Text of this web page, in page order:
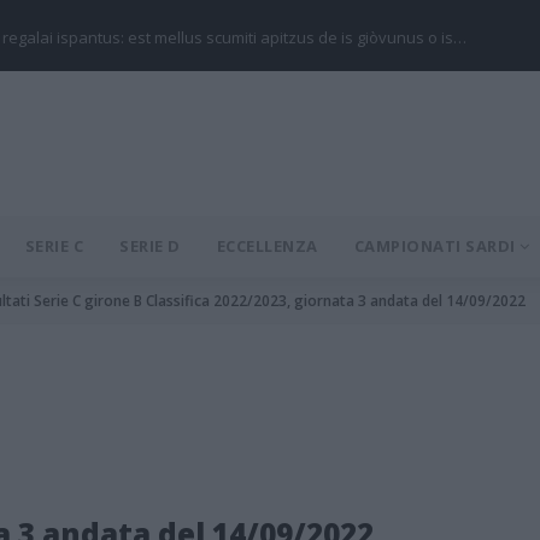
regalai ispantus: est mellus scumiti apitzus de is giòvunus o is…
SERIE C SERIE D ECCELLENZA CAMPIONATI SARDI
Serie C girone B Classifica 2022/2023, giornata 3 andata del 14/09/2022